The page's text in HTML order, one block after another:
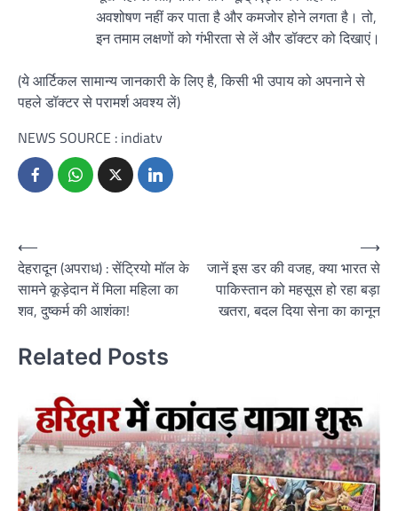
अवशोषण नहीं कर पाता है और कमजोर होने लगता है। तो,
इन तमाम लक्षणों को गंभीरता से लें और डॉक्टर को दिखाएं।
(ये आर्टिकल सामान्य जानकारी के लिए है, किसी भी उपाय को अपनाने से
पहले डॉक्टर से परामर्श अवश्य लें)
NEWS SOURCE : indiatv
Post
navigation
⟵
देहरादून (अपराध) : सेंट्रियो मॉल के
सामने कूड़ेदान में मिला महिला का
शव, दुष्कर्म की आशंका!
जानें इस डर की वजह, क्या भारत से
पाकिस्तान को महसूस हो रहा बड़ा
खतरा, बदल दिया सेना का कानून
⟶
Related Posts